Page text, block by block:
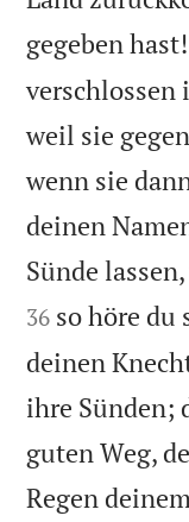
gegeben hast!
verschlossen
weil sie
wenn sie
deinen
Sünde
36 so höre du
deinen
ihre Sünden;
guten Weg,
Regen